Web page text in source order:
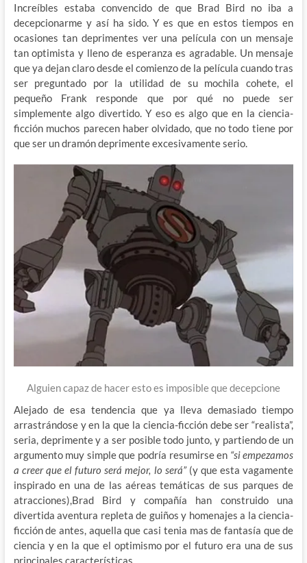
Increíbles estaba convencido de que Brad Bird no iba a
decepcionarme y así ha sido. Y es que en estos tiempos en
ocasiones tan deprimentes ver una película con un mensaje
tan optimista y lleno de esperanza es agradable. Un mensaje
que ya dejan claro desde el comienzo de la película cuando tras
ser preguntado por la utilidad de su mochila cohete, el
pequeño Frank responde que por qué no puede ser
simplemente algo divertido. Y eso es algo que en la ciencia-
ficción muchos parecen haber olvidado, que no todo tiene por
que ser un dramón deprimente excesivamente serio.
Alguien capaz de hacer esto es imposible que decepcione
Alejado de esa tendencia que ya lleva demasiado tiempo
arrastrándose y en la que la ciencia-ficción debe ser “realista”,
seria, deprimente y a ser posible todo junto, y partiendo de un
argumento muy simple que podría resumirse en “si empezamos
a creer que el futuro será mejor, lo será” (y que esta vagamente
inspirado en una de las aéreas temáticas de sus parques de
atracciones),Brad Bird y compañía han construido una
divertida aventura repleta de guiños y homenajes a la ciencia-
ficción de antes, aquella que casi tenia mas de fantasía que de
ciencia y en la que el optimismo por el futuro era una de sus
principales características.